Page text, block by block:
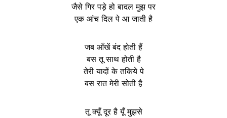
जैसे गिर पड़े हो बादल मुझ पर
एक आंच दिल पे आ जाती है
जब आँखें बंद होती हैं
बस तू साथ होती है
तेरी यादों के तकिये पे
बस रात मेरी सोती है
तू क्यूँ दूर है यूँ मुझसे